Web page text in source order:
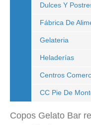
Dulces Y
Fábrica De
Gelateria
Heladerías
Centros
CC Pie De
Copos Gelato Bar